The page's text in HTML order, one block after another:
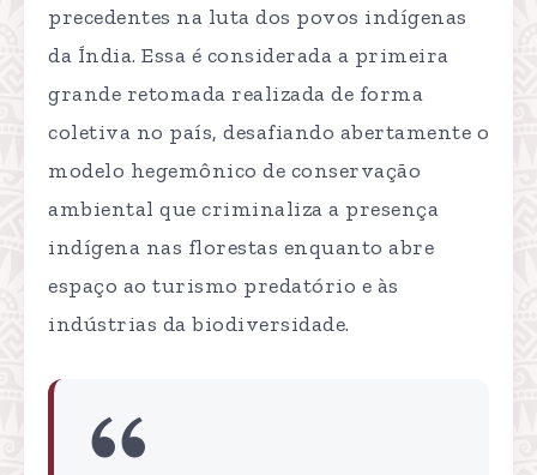
precedentes na luta dos povos indígenas
da Índia. Essa é considerada a primeira
grande retomada realizada de forma
coletiva no país, desafiando abertamente o
modelo hegemônico de conservação
ambiental que criminaliza a presença
indígena nas florestas enquanto abre
espaço ao turismo predatório e às
indústrias da biodiversidade.